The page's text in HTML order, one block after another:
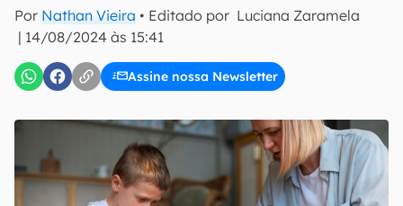
Por Nathan Vieira • Editado por Luciana Zaramela
| 14/08/2024 às 15:41
Assine nossa Newsletter
inscreva-se
Confirmo que li, aceito e concordo com os Termos de
Uso e Política de Privacidade do Canaltech.